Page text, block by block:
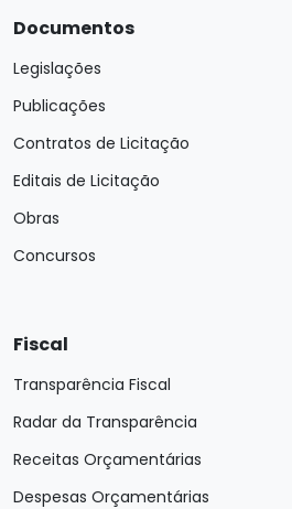
Documentos
Legislações
Publicações
Contratos de Licitação
Editais de Licitação
Obras
Concursos
Fiscal
Transparência Fiscal
Radar da Transparência
Receitas Orçamentárias
Despesas Orçamentárias